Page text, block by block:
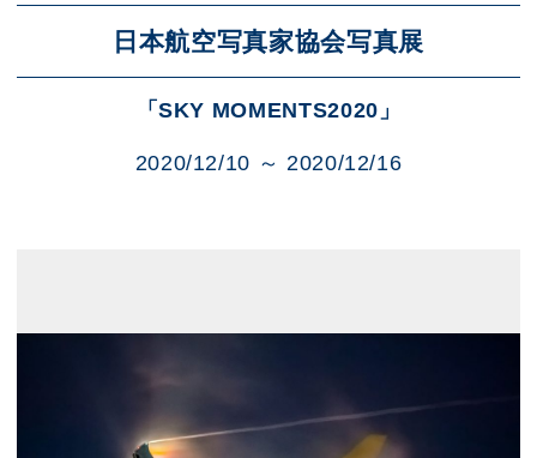
日本航空写真家協会写真展
「SKY MOMENTS2020」
2020/12/10 ～ 2020/12/16